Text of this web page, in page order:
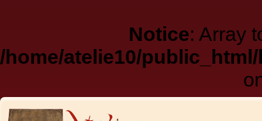
Notice: Array
/home/atelie10/